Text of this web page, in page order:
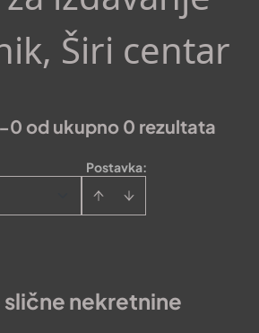
Širi centar
0 od ukupno 0 rezultata
Postavka:
nekretnine